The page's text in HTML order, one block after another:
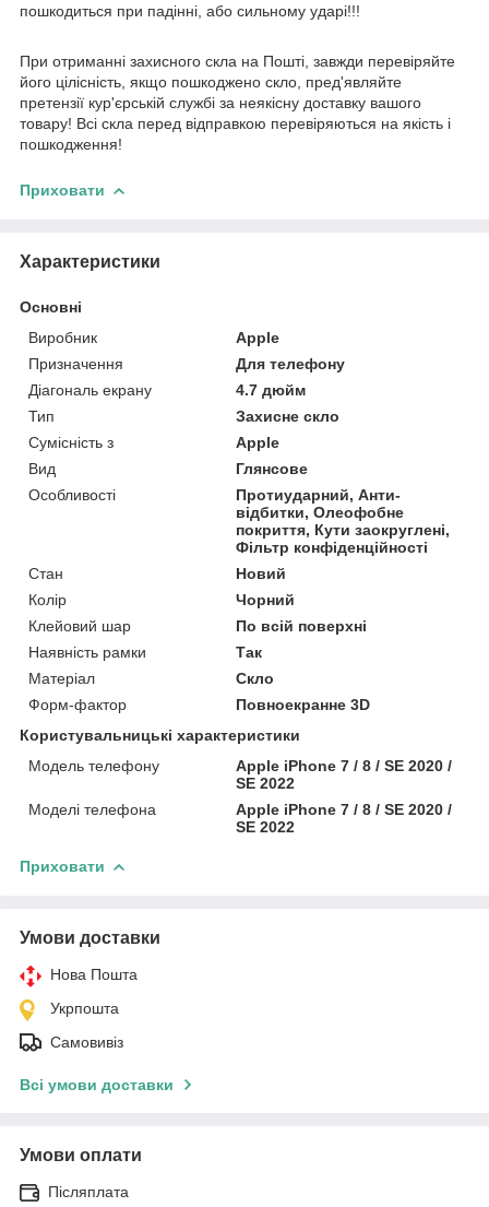
пошкодиться при падінні, або сильному ударі!!!
При отриманні захисного скла на Пошті, завжди перевіряйте
його цілісність, якщо пошкоджено скло, пред'являйте
претензії кур'єрській службі за неякісну доставку вашого
товару! Всі скла перед відправкою перевіряються на якість і
пошкодження!
Приховати
Характеристики
Основні
Виробник
Apple
Призначення
Для телефону
Діагональ екрану
4.7 дюйм
Тип
Захисне скло
Сумісність з
Apple
Вид
Глянсове
Особливості
Протиударний, Анти-
відбитки, Олеофобне
покриття, Кути заокруглені,
Фільтр конфіденційності
Стан
Новий
Колір
Чорний
Клейовий шар
По всій поверхні
Наявність рамки
Так
Матеріал
Скло
Форм-фактор
Повноекранне 3D
Користувальницькі характеристики
Модель телефону
Apple iPhone 7 / 8 / SE 2020 /
SE 2022
Моделі телефона
Apple iPhone 7 / 8 / SE 2020 /
SE 2022
Приховати
Умови доставки
Нова Пошта
Укрпошта
Самовивіз
Всі умови доставки
Умови оплати
Післяплата